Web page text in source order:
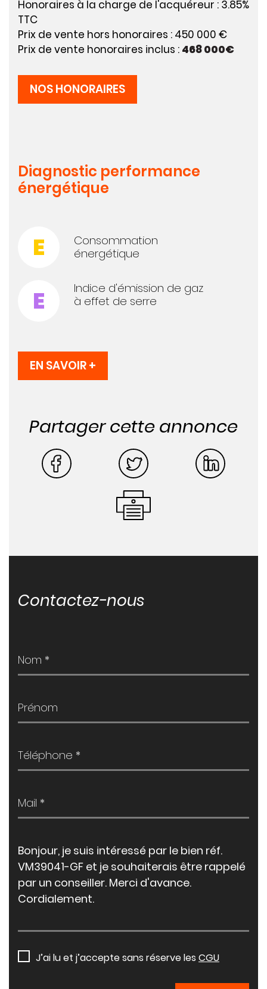
Honoraires à la charge de l'acquéreur : 3.85%
TTC
Prix de vente hors honoraires : 450 000 €
Prix de vente honoraires inclus : 468 000€
NOS HONORAIRES
Diagnostic performance
énergétique
E
Consommation
énergétique
E
Indice d'émission de gaz
à effet de serre
EN SAVOIR +
Partager cette annonce
Contactez-nous
J’ai lu et j’accepte sans réserve les CGU